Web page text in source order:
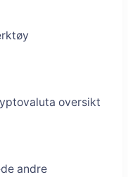
oversikt
andre